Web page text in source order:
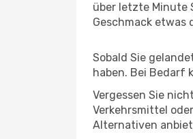
über letzte Minute
Geschmack etwas
Sobald Sie
haben. Bei Bedarf
Vergessen Sie
Verkehrsmittel
Alternativen